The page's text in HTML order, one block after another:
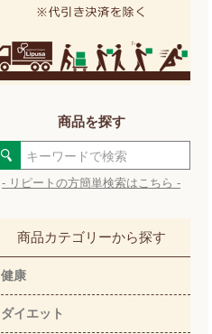
商品を探す
- リピートの方簡単検索はこちら -
商品カテゴリーから探す
健康
ダイエット